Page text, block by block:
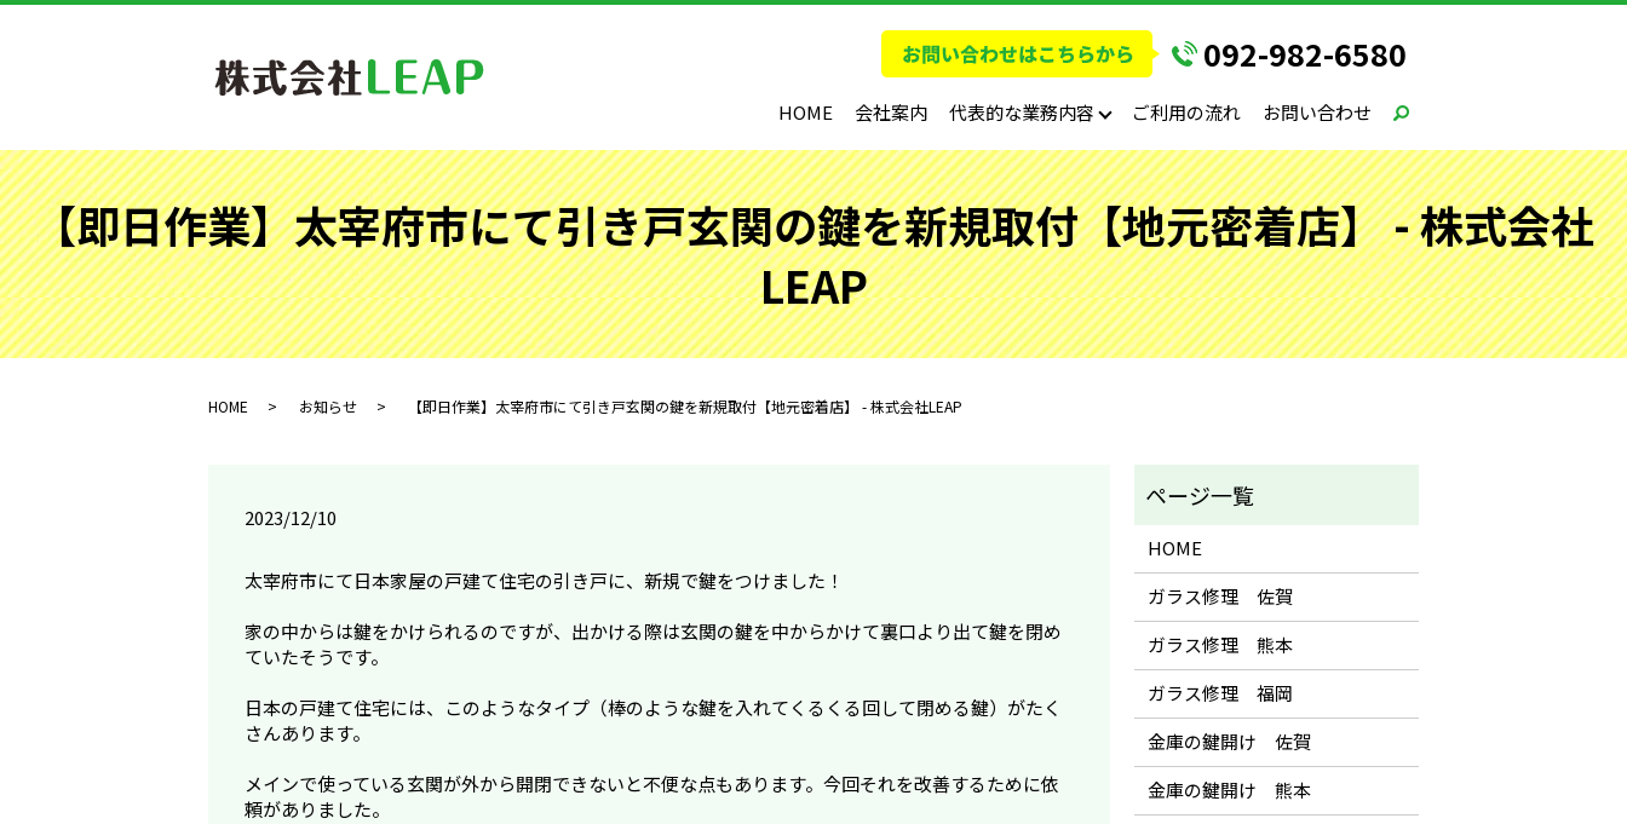
092-982-6580
HOME 会社案内 代表的な業務内容 ご利用の流れ お問い合わせ
【即日作業】太宰府市にて引き戸玄関の鍵を新規取付【地元密着店】 - 株式会社
LEAP
HOME お知らせ 【即日作業】太宰府市にて引き戸玄関の鍵を新規取付【地元密着店】 - 株式会社LEAP
2023/12/10
太宰府市にて日本家屋の戸建て住宅の引き戸に、新規で鍵をつけました！
家の中からは鍵をかけられるのですが、出かける際は玄関の鍵を中からかけて裏口より出て鍵を閉め
ていたそうです。
日本の戸建て住宅には、このようなタイプ（棒のような鍵を入れてくるくる回して閉める鍵）がたく
さんあります。
メインで使っている玄関が外から開閉できないと不便な点もあります。今回それを改善するために依
頼がありました。
HOME
ガラス修理 佐賀
ガラス修理 熊本
ガラス修理 福岡
金庫の鍵開け 佐賀
金庫の鍵開け 熊本